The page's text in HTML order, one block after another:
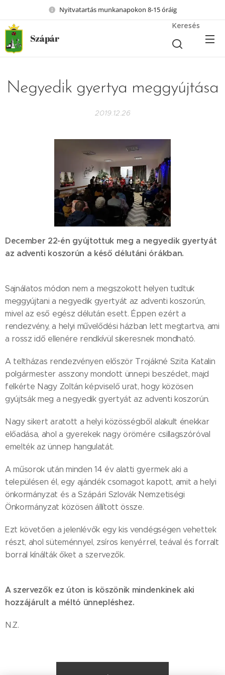
Nyitvatartás munkanapokon 8-15 óráig
Szápár
Keresés
Negyedik gyertya meggyújtása
2019.12.26
December 22-én gyújtottuk meg a negyedik gyertyát
az adventi koszorún a késő délutáni órákban.
Sajnálatos módon nem a megszokott helyen tudtuk
meggyújtani a negyedik gyertyát az adventi koszorún,
mivel az eső egész délután esett. Éppen ezért a
rendezvény, a helyi művelődési házban lett megtartva, ami
a rossz idő ellenére rendkívül sikeresnek mondható.
A teltházas rendezvényen először Trojákné Szita Katalin
polgármester asszony mondott ünnepi beszédet, majd
felkérte Nagy Zoltán képviselő urat, hogy közösen
gyújtsák meg a negyedik gyertyát az adventi koszorún.
Nagy sikert aratott a helyi közösségből alakult énekkar
előadása, ahol a gyerekek nagy örömére csillagszóróval
emelték az ünnep hangulatát.
A műsorok után minden 14 év alatti gyermek aki a
településen él, egy ajándék csomagot kapott, amit a helyi
önkormányzat és a Szápári Szlovák Nemzetiségi
Önkormányzat közösen állított össze.
Ezt követően a jelenlévők egy kis vendégségen vehettek
részt, ahol süteménnyel, zsíros kenyérrel, teával és forralt
borral kínálták őket a szervezők.
A szervezők ez úton is köszönik mindenkinek aki
hozzájárult a méltó ünnepléshez.
N.Z.